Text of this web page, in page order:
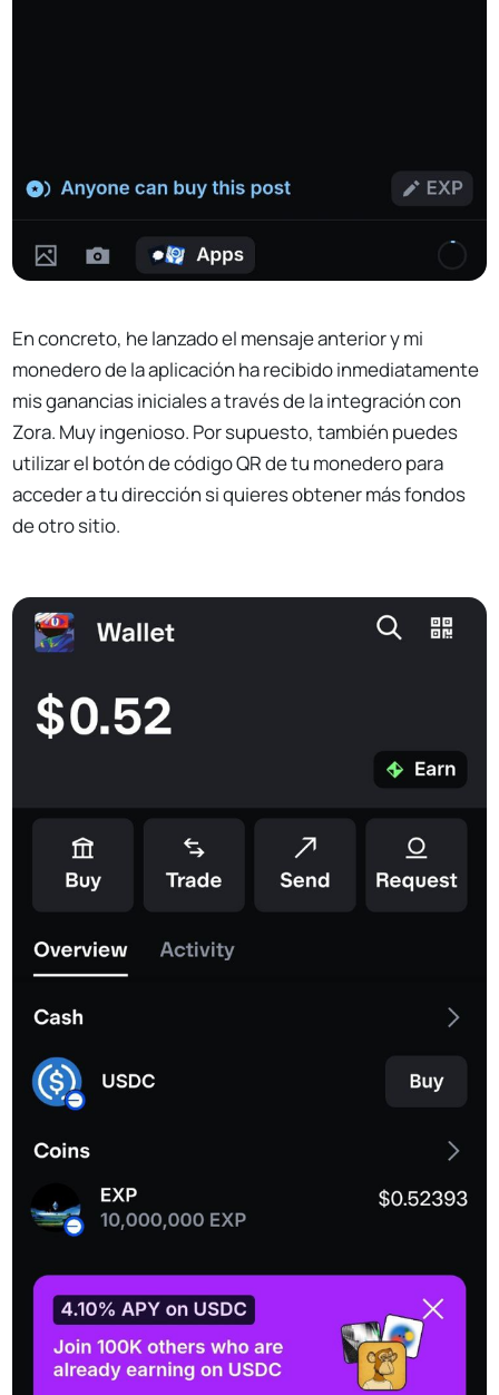
En concreto, he lanzado el mensaje anterior y mi
monedero de la aplicación ha recibido inmediatamente
mis ganancias iniciales a través de la integración con
Zora. Muy ingenioso. Por supuesto, también puedes
utilizar el botón de código QR de tu monedero para
acceder a tu dirección si quieres obtener más fondos
de otro sitio.